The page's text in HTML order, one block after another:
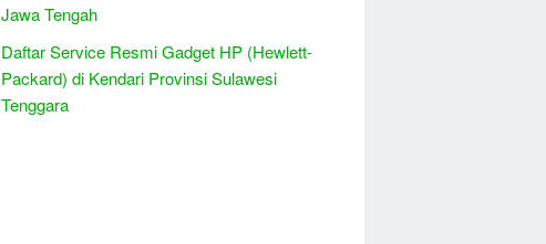
Jawa Tengah
Daftar Service Resmi Gadget HP (Hewlett-
Packard) di Kendari Provinsi Sulawesi
Tenggara